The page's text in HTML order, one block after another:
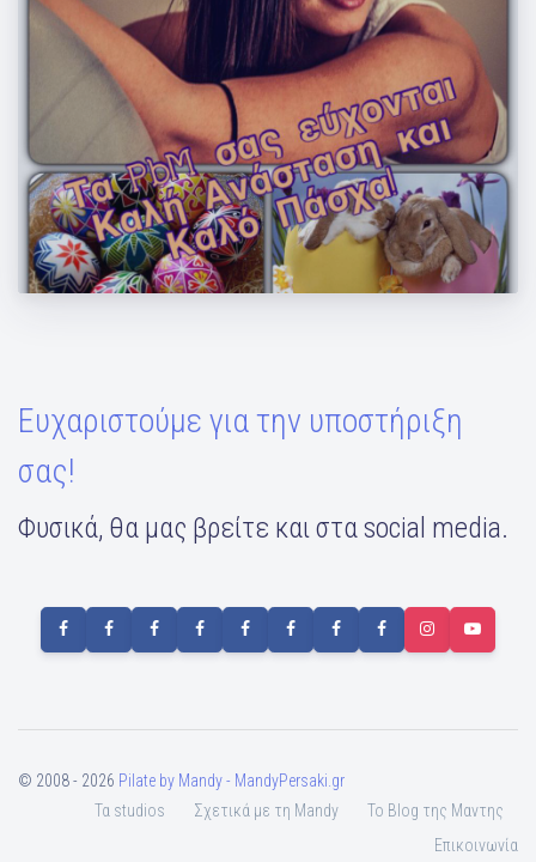
Τα PbM σας εύχονται Καλό Πάσχα!
Ευχαριστούμε για την υποστήριξη
σας!
Φυσικά, θα μας βρείτε και στα social media.
© 2008 - 2026 Pilate by Mandy - MandyPersaki.gr
Τα studios
Σχετικά με τη Mandy
To Blog της Μαντης
Επικοινωνία